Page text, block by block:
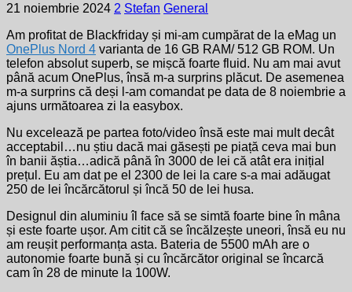
21 noiembrie 2024 2 Stefan General
Am profitat de Blackfriday și mi-am cumpărat de la eMag un
OnePlus Nord 4 varianta de 16 GB RAM/ 512 GB ROM. Un
telefon absolut superb, se mișcă foarte fluid. Nu am mai avut
până acum OnePlus, însă m-a surprins plăcut. De asemenea
m-a surprins că deși l-am comandat pe data de 8 noiembrie a
ajuns următoarea zi la easybox.
Nu excelează pe partea foto/video însă este mai mult decât
acceptabil…nu știu dacă mai găsești pe piață ceva mai bun
în banii ăștia…adică până în 3000 de lei că atât era inițial
prețul. Eu am dat pe el 2300 de lei la care s-a mai adăugat
250 de lei încărcătorul și încă 50 de lei husa.
Designul din aluminiu îl face să se simtă foarte bine în mâna
și este foarte ușor. Am citit că se încălzește uneori, însă eu nu
am reușit performanța asta. Bateria de 5500 mAh are o
autonomie foarte bună și cu încărcător original se încarcă
cam în 28 de minute la 100W.